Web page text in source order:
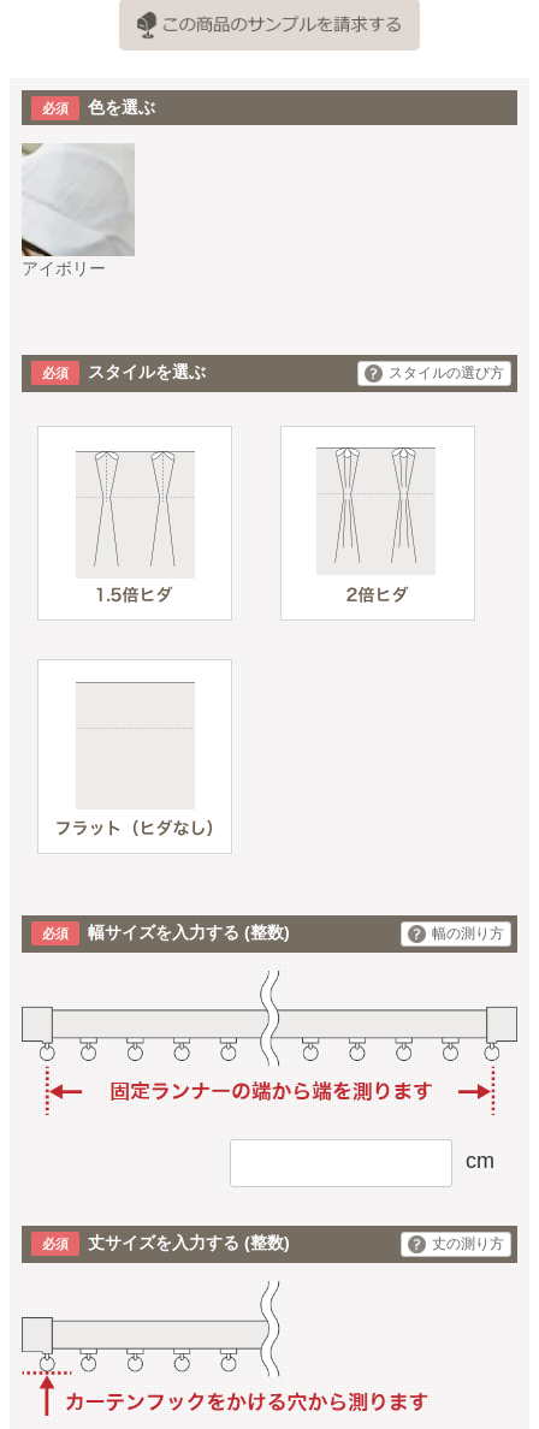
色を選ぶ
アイボリー
スタイルを選ぶ スタイルの選び方
幅サイズを入力する (整数) 幅の測り方
cm
丈サイズを入力する (整数) 丈の測り方